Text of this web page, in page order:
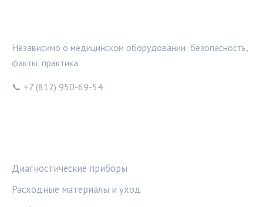
Независимо о медицинском оборудовании: безопасность,
факты, практика
📞 +7 (812) 950-69-54
Диагностические приборы
Расходные материалы и уход